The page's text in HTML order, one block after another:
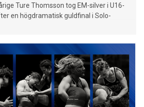
Ture Thomsson tog EM-silver i U16-
en högdramatisk guldfinal i Solo-